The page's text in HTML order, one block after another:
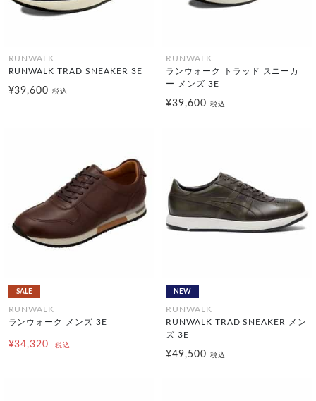
RUNWALK
RUNWALK TRAD SNEAKER 3E
¥39,600税込
RUNWALK
ランウォーク トラッド スニーカ
ー メンズ 3E
¥39,600 税込
SALE
RUNWALK
ランウォーク メンズ 3E
¥34,320 税込
NEW
RUNWALK
RUNWALK TRAD SNEAKER メン
ズ 3E
¥49,500 税込